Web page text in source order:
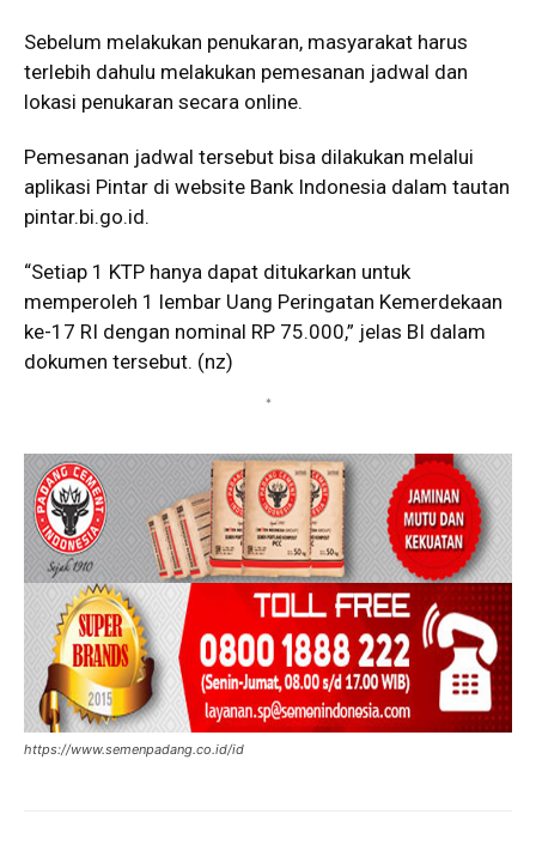
Sebelum melakukan penukaran, masyarakat harus
terlebih dahulu melakukan pemesanan jadwal dan
lokasi penukaran secara online.
Pemesanan jadwal tersebut bisa dilakukan melalui
aplikasi Pintar di website Bank Indonesia dalam tautan
pintar.bi.go.id.
“Setiap 1 KTP hanya dapat ditukarkan untuk
memperoleh 1 lembar Uang Peringatan Kemerdekaan
ke-17 RI dengan nominal RP 75.000,” jelas BI dalam
dokumen tersebut. (nz)
*
https://www.semenpadang.co.id/id